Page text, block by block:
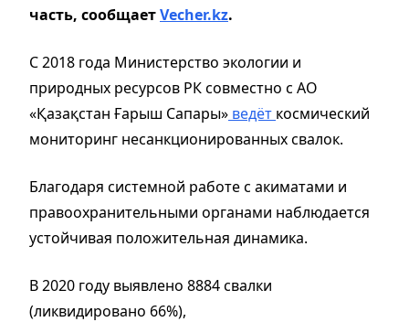
часть, сообщаетVecher.kz.
С 2018 года Министерство экологии и
природных ресурсов РК совместно с АО
«Қазақстан Ғарыш Сапары» ведёт космический
мониторинг несанкционированных свалок.
Благодаря системной работе с акиматами и
правоохранительными органами наблюдается
устойчивая положительная динамика.
В 2020 году выявлено 8884 свалки
(ликвидировано 66%),